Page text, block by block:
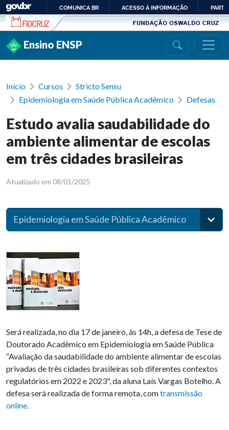
Ir para conteúdo
PARA
COMUNICA BR ACESSO À INFORMAÇÃO
Ensino ENSP
Início Cursos
Stricto Sensu
Epidemiologia em Saúde Pública Acadêmico
Defesas
Estudo avalia saudabilidade do
ambiente alimentar de escolas
em três cidades brasileiras
Atualizado em 08/01/2025
Epidemiologia em Saúde Pública Acadêmico
Será realizada, no dia 17 de janeiro, às 14h, a defesa de Tese de
Doutorado Acadêmico em Epidemiologia em Saúde Pública
“Avaliação da saudabilidade do ambiente alimentar de escolas
privadas de três cidades brasileiras sob diferentes contextos
regulatórios em 2022 e 2023", da aluna Laís Vargas Botelho. A
defesa será realizada de forma remota, comtransmissão
online